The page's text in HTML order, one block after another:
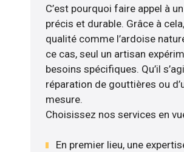
C’est pourquoi faire appel à
précis et durable. Grâce à
qualité comme l’ardoise
ce cas, seul un artisan
besoins spécifiques. Qu’il
réparation de gouttières ou
mesure.
Choisissez nos services en
En premier lieu, une